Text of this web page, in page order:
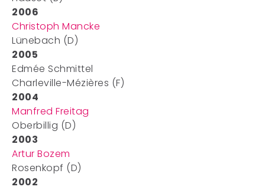
2006
Christoph Mancke
Lünebach (D)
2005
Edmée Schmittel
Charleville-Mézières (F)
2004
Manfred Freitag
Oberbillig (D)
2003
Artur Bozem
Rosenkopf (D)
2002